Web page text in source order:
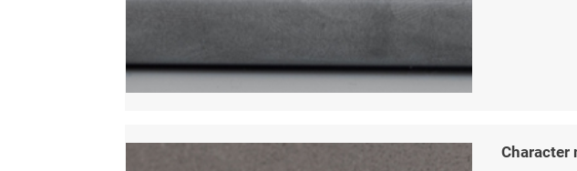
Character